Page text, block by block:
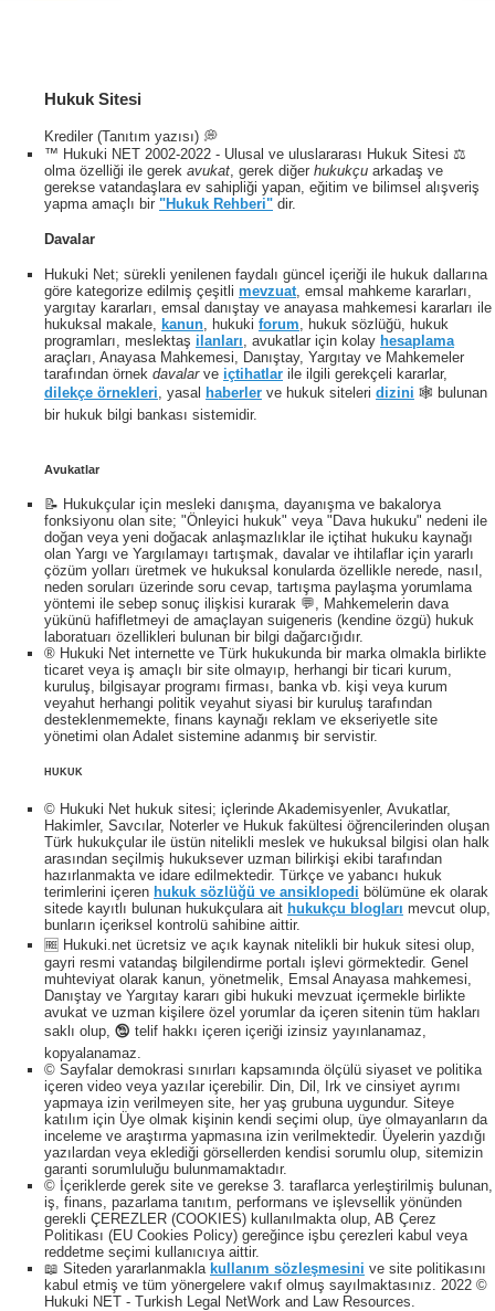
Hukuk Sitesi
Krediler (Tanıtım yazısı) 💭
™ Hukuki NET 2002-2022 - Ulusal ve uluslararası Hukuk Sitesi ⚖️
olma özelliği ile gerek avukat , gerek diğer hukukçu arkadaş ve
gerekse vatandaşlara ev sahipliği yapan, eğitim ve bilimsel alışveriş
yapma amaçlı bir "Hukuk Rehberi" dir.
Davalar
Hukuki Net; sürekli yenilenen faydalı güncel içeriği ile hukuk dallarına
göre kategorize edilmiş çeşitli mevzuat, emsal mahkeme kararları,
yargıtay kararları, emsal danıştay ve anayasa mahkemesi kararları ile
hukuksal makale, kanun, hukuki forum, hukuk sözlüğü, hukuk
programları, meslektaş ilanları, avukatlar için kolay hesaplama
araçları, Anayasa Mahkemesi, Danıştay, Yargıtay ve Mahkemeler
tarafından örnek davalarve içtihatlar ile ilgili gerekçeli kararlar,
dilekçe örnekleri, yasal haberler ve hukuk siteleri dizini 🕸 bulunan
bir hukuk bilgi bankası sistemidir.
Avukatlar
📝 Hukukçular için mesleki danışma, dayanışma ve bakalorya
fonksiyonu olan site; "Önleyici hukuk" veya "Dava hukuku" nedeni ile
doğan veya yeni doğacak anlaşmazlıklar ile içtihat hukuku kaynağı
olan Yargı ve Yargılamayı tartışmak, davalar ve ihtilaflar için yararlı
çözüm yolları üretmek ve hukuksal konularda özellikle nerede, nasıl,
neden soruları üzerinde soru cevap, tartışma paylaşma yorumlama
yöntemi ile sebep sonuç ilişkisi kurarak 💬, Mahkemelerin dava
yükünü hafifletmeyi de amaçlayan suigeneris (kendine özgü) hukuk
laboratuarı özellikleri bulunan bir bilgi dağarcığıdır.
® Hukuki Net internette ve Türk hukukunda bir marka olmakla birlikte
ticaret veya iş amaçlı bir site olmayıp, herhangi bir ticari kurum,
kuruluş, bilgisayar programı firması, banka vb. kişi veya kurum
veyahut herhangi politik veyahut siyasi bir kuruluş tarafından
desteklenmemekte, finans kaynağı reklam ve ekseriyetle site
yönetimi olan Adalet sistemine adanmış bir servistir.
HUKUK
© Hukuki Net hukuk sitesi; içlerinde Akademisyenler, Avukatlar,
Hakimler, Savcılar, Noterler ve Hukuk fakültesi öğrencilerinden oluşan
Türk hukukçular ile üstün nitelikli meslek ve hukuksal bilgisi olan halk
arasından seçilmiş hukuksever uzman bilirkişi ekibi tarafından
hazırlanmakta ve idare edilmektedir. Türkçe ve yabancı hukuk
terimlerini içeren hukuk sözlüğü ve ansiklopedi bölümüne ek olarak
sitede kayıtlı bulunan hukukçulara ait hukukçu blogları mevcut olup,
bunların içeriksel kontrolü sahibine aittir.
🆓 Hukuki.net ücretsiz ve açık kaynak nitelikli bir hukuk sitesi olup,
gayri resmi vatandaş bilgilendirme portalı işlevi görmektedir. Genel
muhteviyat olarak kanun, yönetmelik, Emsal Anayasa mahkemesi,
Danıştay ve Yargıtay kararı gibi hukuki mevzuat içermekle birlikte
avukat ve uzman kişilere özel yorumlar da içeren sitenin tüm hakları
saklı olup, 🕲 telif hakkı içeren içeriği izinsiz yayınlanamaz,
kopyalanamaz.
© Sayfalar demokrasi sınırları kapsamında ölçülü siyaset ve politika
içeren video veya yazılar içerebilir. Din, Dil, Irk ve cinsiyet ayrımı
yapmaya izin verilmeyen site, her yaş grubuna uygundur. Siteye
katılım için Üye olmak kişinin kendi seçimi olup, üye olmayanların da
inceleme ve araştırma yapmasına izin verilmektedir. Üyelerin yazdığı
yazılardan veya eklediği görsellerden kendisi sorumlu olup, sitemizin
garanti sorumluluğu bulunmamaktadır.
© İçeriklerde gerek site ve gerekse 3. taraflarca yerleştirilmiş bulunan,
iş, finans, pazarlama tanıtım, performans ve işlevsellik yönünden
gerekli ÇEREZLER (COOKIES) kullanılmakta olup, AB Çerez
Politikası (EU Cookies Policy) gereğince işbu çerezleri kabul veya
reddetme seçimi kullanıcıya aittir.
📖 Siteden yararlanmakla kullanım sözleşmesini ve site politikasını
kabul etmiş ve tüm yönergelere vakıf olmuş sayılmaktasınız. 2022 ©
Hukuki NET - Turkish Legal NetWork and Law Resources.